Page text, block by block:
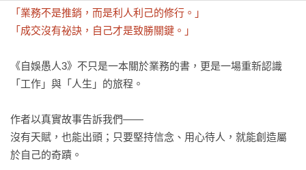
「業務不是推銷，而是利人利己的修行。」
「成交沒有祕訣，自己才是致勝關鍵。」
《自娛愚人3》不只是一本關於業務的書，更是一場重新認識
「工作」與「人生」的旅程。
作者以真實故事告訴我們——
沒有天賦，也能出頭；只要堅持信念、用心待人，就能創造屬
於自己的奇蹟。